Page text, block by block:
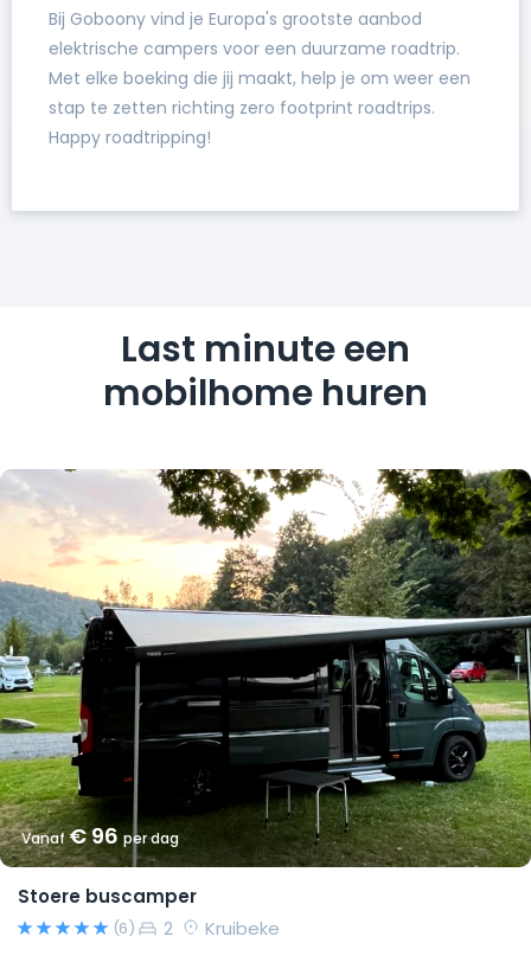
Bij Goboony vind je Europa's grootste aanbod
elektrische campers voor een duurzame roadtrip.
Met elke boeking die jij maakt, help je om weer een
stap te zetten richting zero footprint roadtrips.
Happy roadtripping!
Last minute een
mobilhome huren
Vanaf€ 96per dag
Stoere buscamper
(6) 2 Kruibeke